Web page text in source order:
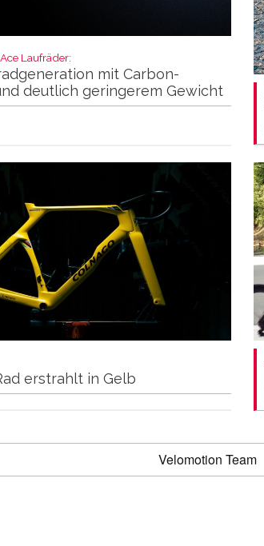
Laufräder:
mit Carbon-
deutlich geringerem Gewicht
erstrahlt in Gelb
Velomotion Team